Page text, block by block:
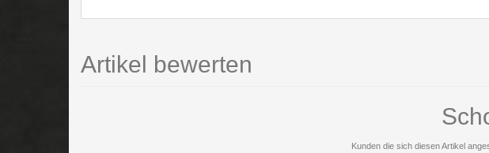
Artikel bewerten
Kunden die sich diesen Artikel